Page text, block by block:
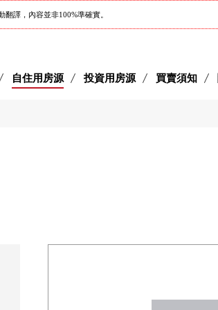
翻譯，內容並非100%準確實。
自住用房源 投資用房源 買賣須知